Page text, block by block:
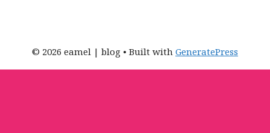
© 2026 eamel | blog • Built with GeneratePress